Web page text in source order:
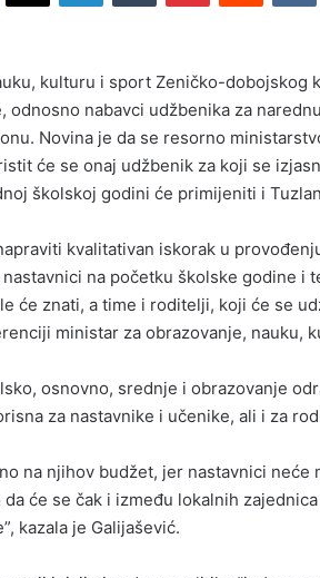
kulturu i sport Zeničko-dobojskog
nabavci udžbenika za
Novina je da se resorno
će se onaj udžbenik za koji se
školskoj godini će primijeniti i
kvalitativan iskorak u
na početku školske godine i
će znati, a time i roditelji, koji će se
ministar za obrazovanje, nauku,
osnovno, srednje i obrazovanje
za nastavnike i učenike, ali i za
na njihov budžet, jer nastavnici neće
će se čak i između lokalnih
kazala je Galijašević.